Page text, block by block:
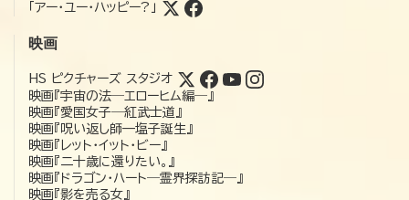
「アー・ユー・ハッピー?」
映画
HS ピクチャーズ スタジオ
映画『宇宙の法―エローヒム編―』
映画『愛国女子―紅武士道』
映画『呪い返し師—塩子誕生』
映画『レット・イット・ビー』
映画『二十歳に還りたい。』
映画『ドラゴン・ハート―霊界探訪記―』
映画『影を売る女』